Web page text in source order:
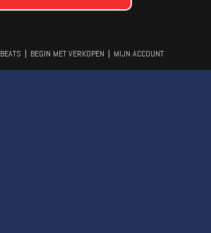
BEATS BEGIN MET VERKOPEN MIJN ACCOUNT